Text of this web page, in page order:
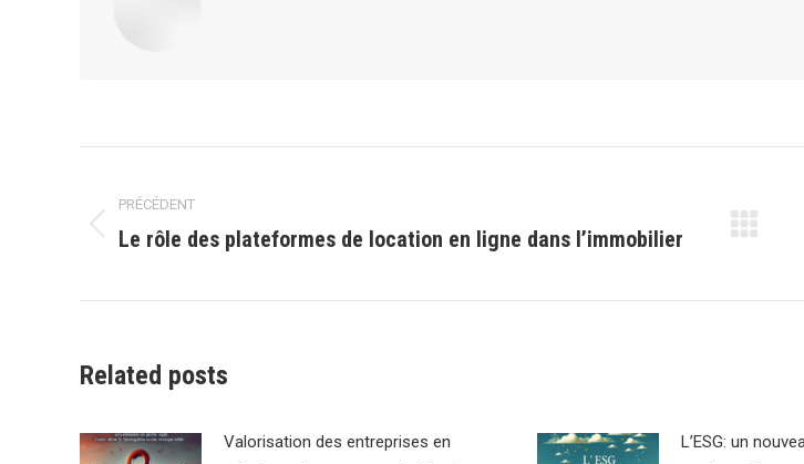
article
PRÉCÉDENT
Article
:
Le rôle des plateformes de location en ligne dans lʼimmobilier
:
Related posts
Valorisation des entreprises en
L’ESG: un